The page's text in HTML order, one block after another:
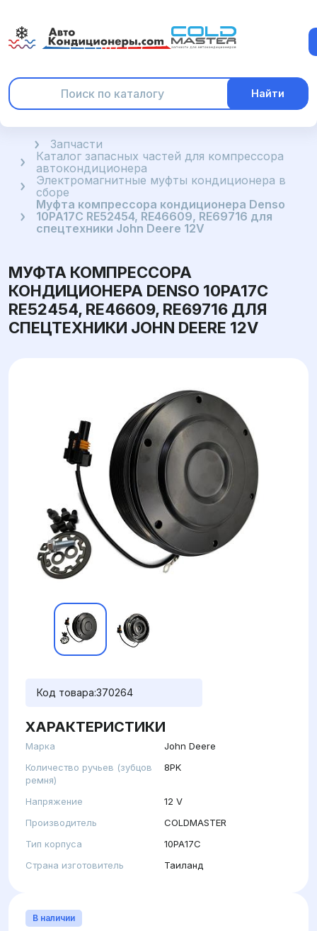
Найти
ГлавнаяЗапчасти
Каталог запасных частей для компрессора
автокондиционера
Электромагнитные муфты кондиционера в
сборе
Муфта компрессора кондиционера Denso
10PA17C RE52454, RE46609, RE69716 для
спецтехники John Deere 12V
МУФТА КОМПРЕССОРА
КОНДИЦИОНЕРА DENSO 10PA17C
RE52454, RE46609, RE69716 ДЛЯ
СПЕЦТЕХНИКИ JOHN DEERE 12V
Код товара:370264
ХАРАКТЕРИСТИКИ
Марка
John Deere
Количество ручьев (зубцов
ремня)
8PK
Напряжение
12 V
Производитель
COLDMASTER
Тип корпуса
10PA17C
Страна изготовитель
Таиланд
В наличии